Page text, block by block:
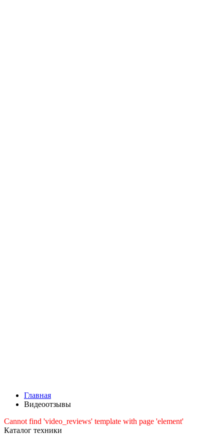
Главная
Видеоотзывы
Cannot find 'video_reviews' template with page 'element'
Каталог техники